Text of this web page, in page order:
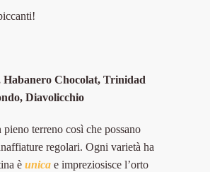
Habanero Chocolat, Trinidad
Diavolicchio
terreno così che possano
regolari. Ogni varietà ha
è unica e impreziosisce l’orto